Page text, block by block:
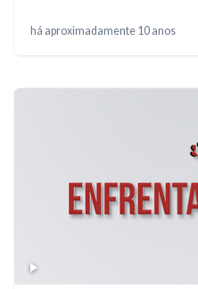
há aproximadamente 10 anos